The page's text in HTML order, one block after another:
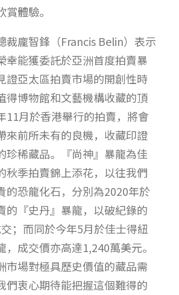
體驗。
裁龐智鋒（Francis Belin）表示
幸能獲委託於亞洲首度拍賣暴
證亞太區拍賣市場的開創性時
得博物館和文藝機構收藏的頂
11月於香港舉行的拍賣，將會
來前所未有的良機，收藏印證
珍稀藏品。『尚神』暴龍為佳
秋季拍賣錦上添花，以往我們
的恐龍化石，分別為2020年於
的『史丹』暴龍，以破紀錄的
；而同於今年5月於佳士得紐
成交價亦高達1,240萬美元。
市場對極具歷史價值的藏品需
們衷心期待能把握這個難得的